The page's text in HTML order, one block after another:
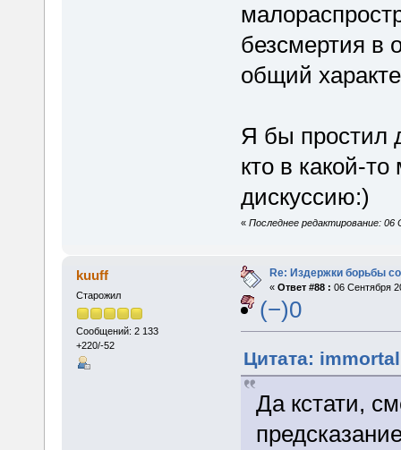
безсмертия в
общий
Я бы простил
кто в какой-
дискуссию:)
« Последнее редактирование:
kuuff
Старожил
Сообщений: 2 133
+220/-52
Re: Издержки борьбы
« Ответ #88 : 06 Сентября
(−)0
Цитата:
Да кстати,